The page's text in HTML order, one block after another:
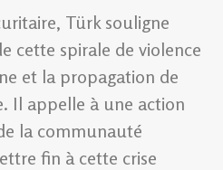
Türk souligne
cette spirale de violence
et la propagation de
Il appelle à une action
la communauté
fin à cette crise